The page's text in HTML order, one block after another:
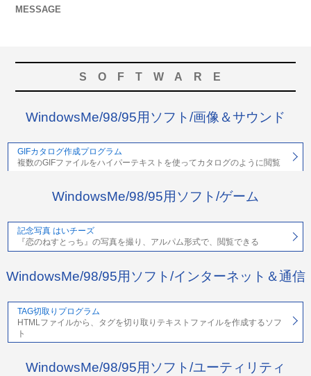
MESSAGE
SOFTWARE
WindowsMe/98/95用ソフト/画像＆サウンド
GIFカタログ作成プログラム
複数のGIFファイルをハイパーテキストを使ってカタログのように閲覧
WindowsMe/98/95用ソフト/ゲーム
記念写真 はいチーズ
『恋のねすとっち』の写真を撮り、アルパム形式で、閲覧できる
WindowsMe/98/95用ソフト/インターネット＆通信
TAG切取りプログラム
HTMLファイルから、タグを切り取りテキストファイルを作成するソフ
ト
WindowsMe/98/95用ソフト/ユーティリティ